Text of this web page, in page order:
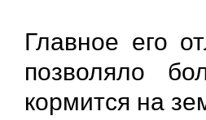
Главное его
позволяло
кормится на